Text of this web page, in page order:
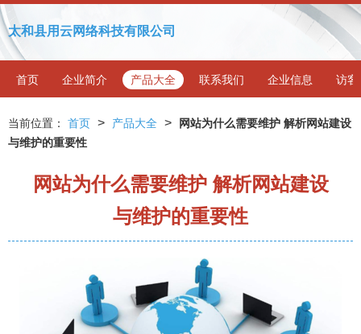
太和县用云网络科技有限公司
首页 企业简介 产品大全 联系我们 企业信息 访客
当前位置： 首页 > 产品大全 >
网站为什么需要维护 解析网站建设
与维护的重要性
网站为什么需要维护 解析网站建设
与维护的重要性